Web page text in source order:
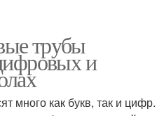
трубы
и
много как букв, так и цифр.